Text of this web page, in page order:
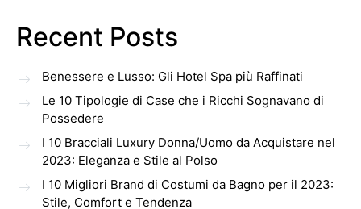
Recent Posts
Benessere e Lusso: Gli Hotel Spa più Raffinati
Le 10 Tipologie di Case che i Ricchi Sognavano di
Possedere
I 10 Bracciali Luxury Donna/Uomo da Acquistare nel
2023: Eleganza e Stile al Polso
I 10 Migliori Brand di Costumi da Bagno per il 2023:
Stile, Comfort e Tendenza